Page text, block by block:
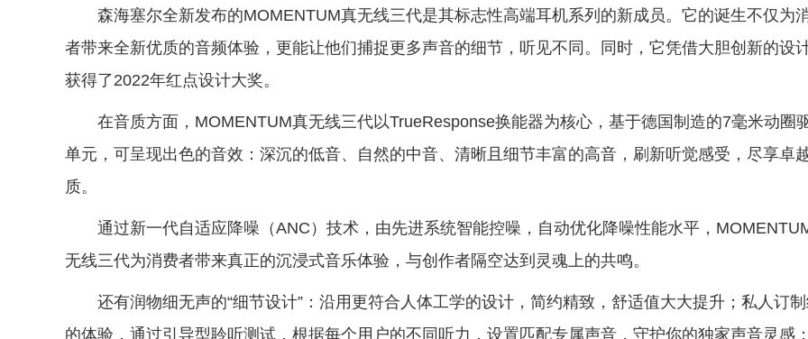
森海塞尔全新发布的MOMENTUM真无线三代是其标志性高端耳机系列的新成员。它的诞生不仅为
者带来全新优质的音频体验，更能让他们捕捉更多声音的细节，听见不同。同时，它凭借大胆创新的设计
获得了2022年红点设计大奖。
在音质方面，MOMENTUM真无线三代以TrueResponse换能器为核心，基于德国制造的7毫米动圈
单元，可呈现出色的音效：深沉的低音、自然的中音、清晰且细节丰富的高音，刷新听觉感受，尽享卓
质。
通过新一代自适应降噪（ANC）技术，由先进系统智能控噪，自动优化降噪性能水平，
无线三代为消费者带来真正的沉浸式音乐体验，与创作者隔空达到灵魂上的共鸣。
还有润物细无声的“细节设计”：沿用更符合人体工学的设计，简约精致，舒适值大大提升；私人订制
的体验，通过引导型聆听测试，根据每个用户的不同听力，设置匹配专属声音，守护你的独家声音灵感